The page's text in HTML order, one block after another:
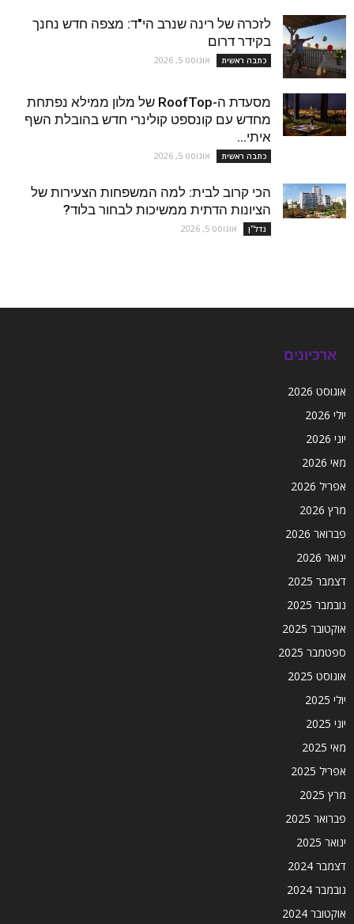
לזכרה של רינה שנרב הי"ד: מצפה חדש נחנך
בקידר דרום
כתבה ראשית אוגוסט 5, 2026
מסעדת ה-RoofTop של מלון ממילא נפתחת
מחדש עם קונספט קולינרי חדש בהובלת השף
איתי...
כתבה ראשית אוגוסט 5, 2026
הכי קרוב לבית: למה המשפחות הצעירות של
הציונות הדתית ממשיכות לבחור בלוד?
נדל''ן אוגוסט 5, 2026
ארכיונים
אוגוסט 2026
יולי 2026
יוני 2026
מאי 2026
אפריל 2026
מרץ 2026
פברואר 2026
ינואר 2026
דצמבר 2025
נובמבר 2025
אוקטובר 2025
ספטמבר 2025
אוגוסט 2025
יולי 2025
יוני 2025
מאי 2025
אפריל 2025
מרץ 2025
פברואר 2025
ינואר 2025
דצמבר 2024
נובמבר 2024
אוקטובר 2024